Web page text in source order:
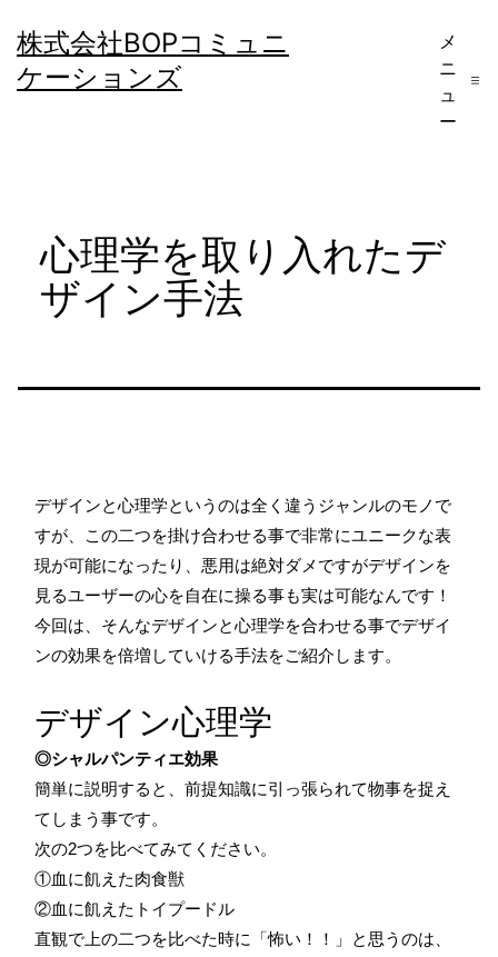
ン
テ
株式会社BOPコミュニ
ケーションズ
メ
ニ
ュ
ー
心理学を取り入れたデ
ザイン手法
デザインと心理学というのは全く違うジャンルのモノで
すが、この二つを掛け合わせる事で非常にユニークな表
現が可能になったり、悪用は絶対ダメですがデザインを
見るユーザーの心を自在に操る事も実は可能なんです！
今回は、そんなデザインと心理学を合わせる事でデザイ
ンの効果を倍増していける手法をご紹介します。
デザイン心理学
◎シャルパンティエ効果
簡単に説明すると、前提知識に引っ張られて物事を捉え
てしまう事です。
次の2つを比べてみてください。
①血に飢えた肉食獣
②血に飢えたトイプードル
直観で上の二つを比べた時に「怖い！！」と思うのは、